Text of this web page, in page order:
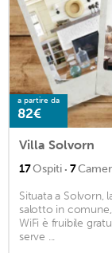
a partire da
82€
Villa Solvorn
17Ospiti · 7
Situata a Solvorn,
salotto in
WiFi è fruibile
serve ...